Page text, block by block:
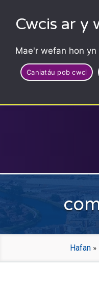
Cwcis ar y
Mae'r wefan hon
Caniatáu pob cwci
Hafan »